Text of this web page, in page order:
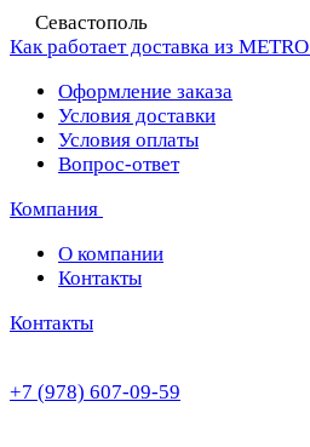
Севастополь
Как работает доставка из METRO
Оформление заказа
Условия доставки
Условия оплаты
Вопрос-ответ
Компания
О компании
Контакты
Контакты
+7 (978) 607-09-59